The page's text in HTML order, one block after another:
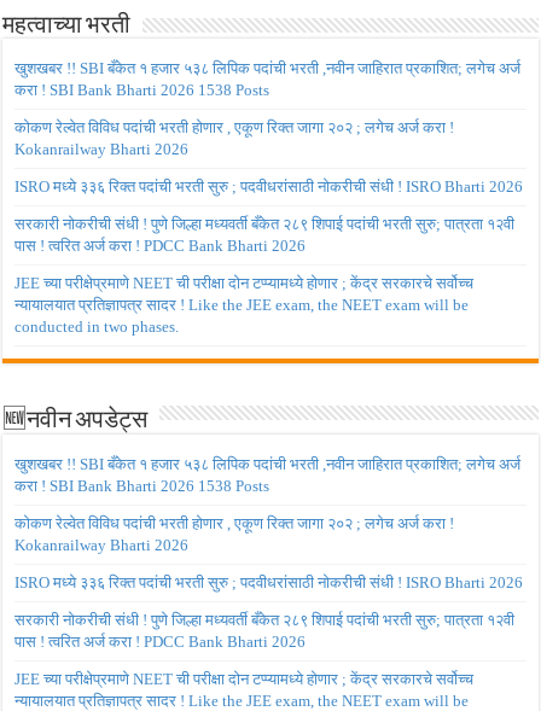
महत्वाच्या भरती
खुशखबर !! SBI बँकेत १ हजार ५३८ लिपिक पदांची भरती ,नवीन जाहिरात प्रकाशित; लगेच अर्ज
करा ! SBI Bank Bharti 2026 1538 Posts
कोकण रेल्वेत विविध पदांची भरती होणार , एकूण रिक्त जागा २०२ ; लगेच अर्ज करा !
Kokanrailway Bharti 2026
ISRO मध्ये ३३६ रिक्त पदांची भरती सुरु ; पदवीधरांसाठी नोकरीची संधी ! ISRO Bharti 2026
सरकारी नोकरीची संधी ! पुणे जिल्हा मध्यवर्ती बँकेत २८९ शिपाई पदांची भरती सुरु; पात्रता १२वी
पास ! त्वरित अर्ज करा ! PDCC Bank Bharti 2026
JEE च्या परीक्षेप्रमाणे NEET ची परीक्षा दोन टप्प्यामध्ये होणार ; केंद्र सरकारचे सर्वोच्च
न्यायालयात प्रतिज्ञापत्र सादर ! Like the JEE exam, the NEET exam will be
conducted in two phases.
🆕नवीन अपडेट्स
खुशखबर !! SBI बँकेत १ हजार ५३८ लिपिक पदांची भरती ,नवीन जाहिरात प्रकाशित; लगेच अर्ज
करा ! SBI Bank Bharti 2026 1538 Posts
कोकण रेल्वेत विविध पदांची भरती होणार , एकूण रिक्त जागा २०२ ; लगेच अर्ज करा !
Kokanrailway Bharti 2026
ISRO मध्ये ३३६ रिक्त पदांची भरती सुरु ; पदवीधरांसाठी नोकरीची संधी ! ISRO Bharti 2026
सरकारी नोकरीची संधी ! पुणे जिल्हा मध्यवर्ती बँकेत २८९ शिपाई पदांची भरती सुरु; पात्रता १२वी
पास ! त्वरित अर्ज करा ! PDCC Bank Bharti 2026
JEE च्या परीक्षेप्रमाणे NEET ची परीक्षा दोन टप्प्यामध्ये होणार ; केंद्र सरकारचे सर्वोच्च
न्यायालयात प्रतिज्ञापत्र सादर ! Like the JEE exam, the NEET exam will be